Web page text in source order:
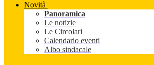
Novità
Panoramica
Le notizie
Le Circolari
Calendario eventi
Albo sindacale